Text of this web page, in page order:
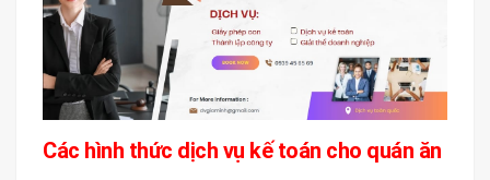
Các hình thức dịch vụ kế toán cho quán ăn